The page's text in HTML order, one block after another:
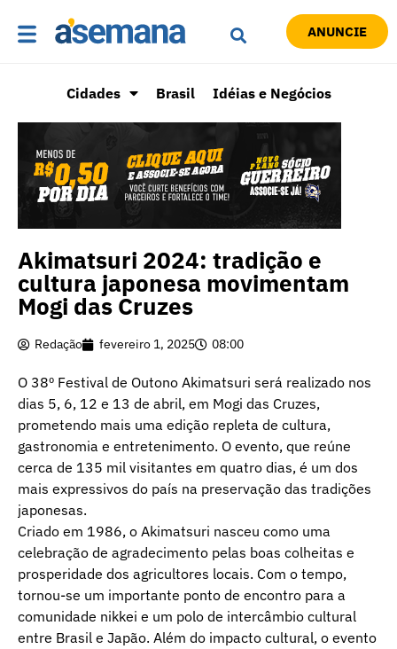
ANUNCIE
Cidades Brasil Idéias e Negócios
Akimatsuri 2024: tradição e
cultura japonesa movimentam
Mogi das Cruzes
Redação fevereiro 1, 2025 08:00
O 38º Festival de Outono Akimatsuri será realizado nos
dias 5, 6, 12 e 13 de abril, em Mogi das Cruzes,
prometendo mais uma edição repleta de cultura,
gastronomia e entretenimento. O evento, que reúne
cerca de 135 mil visitantes em quatro dias, é um dos
mais expressivos do país na preservação das tradições
japonesas.
Criado em 1986, o Akimatsuri nasceu como uma
celebração de agradecimento pelas boas colheitas e
prosperidade dos agricultores locais. Com o tempo,
tornou-se um importante ponto de encontro para a
comunidade nikkei e um polo de intercâmbio cultural
entre Brasil e Japão. Além do impacto cultural, o evento